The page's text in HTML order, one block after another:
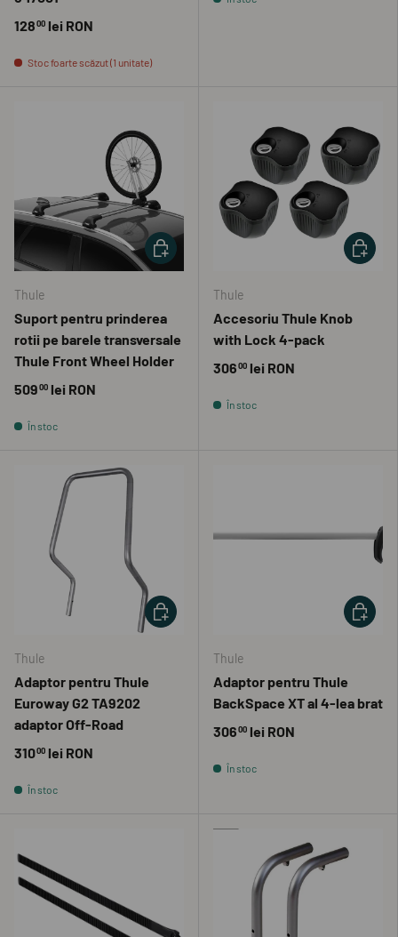
12800 lei RON
Stoc foarte scăzut (1 unitate)
Thule
Suport pentru prinderea
rotii pe barele transversale
Thule Front Wheel Holder
50900 lei RON
În stoc
ADAUGĂ ÎN COȘ
Thule
Accesoriu Thule Knob
with Lock 4-pack
30600 lei RON
În stoc
Thule
Adaptor pentru Thule
Euroway G2 TA9202
adaptor Off-Road
31000 lei RON
În stoc
ADAUGĂ ÎN COȘ
Thule
Adaptor pentru Thule
BackSpace XT al 4-lea brat
30600 lei RON
În stoc